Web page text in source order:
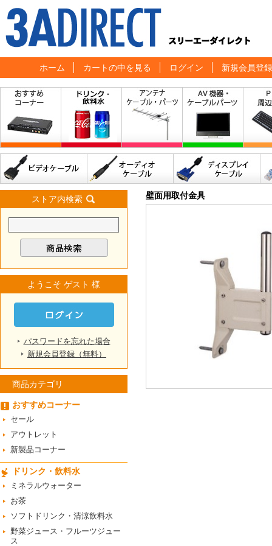
ホーム カートの中を見る ログイン 新規会員登録
ストア内検索
ようこそ ゲスト 様
パスワードを忘れた場合
新規会員登録（無料）
商品カテゴリ
おすすめコーナー
セール
アウトレット
新製品コーナー
ドリンク・飲料水
ミネラルウォーター
お茶
ソフトドリンク・清涼飲料水
野菜ジュース・フルーツジュー
ス
壁面用取付金具